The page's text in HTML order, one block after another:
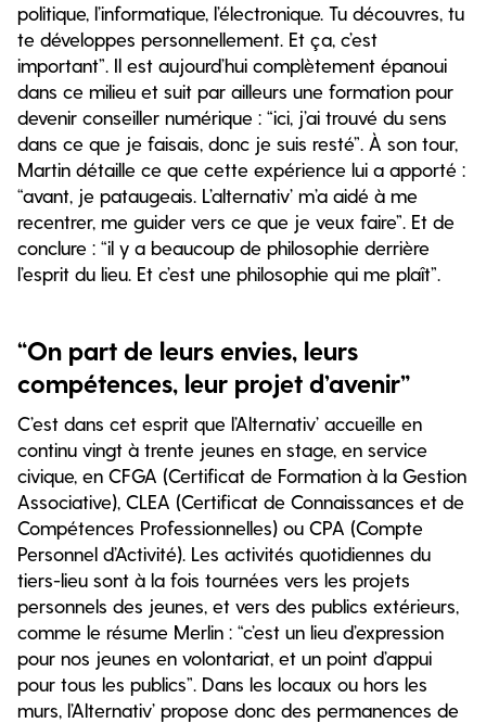
politique, l’informatique, l’électronique. Tu découvres, tu
te développes personnellement. Et ça, c’est
important”. Il est aujourd’hui complètement épanoui
dans ce milieu et suit par ailleurs une formation pour
devenir conseiller numérique : “ici, j’ai trouvé du sens
dans ce que je faisais, donc je suis resté”. À son tour,
Martin détaille ce que cette expérience lui a apporté :
“avant, je pataugeais. L’alternativ’ m’a aidé à me
recentrer, me guider vers ce que je veux faire”. Et de
conclure : “il y a beaucoup de philosophie derrière
l’esprit du lieu. Et c’est une philosophie qui me plaît”.
“On part de leurs envies, leurs
compétences, leur projet d’avenir”
C’est dans cet esprit que l’Alternativ’ accueille en
continu vingt à trente jeunes en stage, en service
civique, en CFGA (Certificat de Formation à la Gestion
Associative), CLEA (Certificat de Connaissances et de
Compétences Professionnelles) ou CPA (Compte
Personnel d’Activité). Les activités quotidiennes du
tiers-lieu sont à la fois tournées vers les projets
personnels des jeunes, et vers des publics extérieurs,
comme le résume Merlin : “c’est un lieu d’expression
pour nos jeunes en volontariat, et un point d’appui
pour tous les publics”. Dans les locaux ou hors les
murs, l’Alternativ’ propose donc des permanences de